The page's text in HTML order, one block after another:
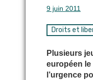
9 juin 2011
Droits et
Plusieurs
européen le
l’urgence